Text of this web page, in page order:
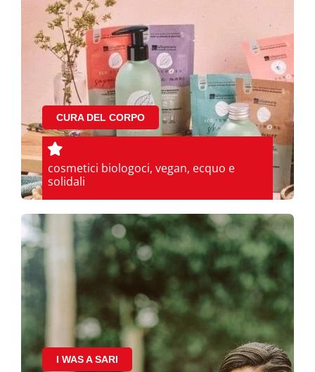
CURA DEL CORPO
cosmetici biologoci, vegan, ecquo e
solidali
I WAS A SARI